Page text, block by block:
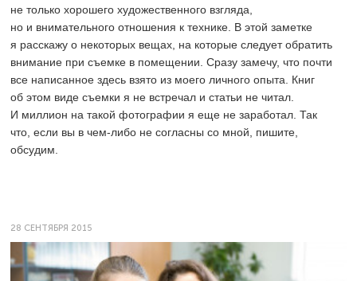
не только хорошего художественного взгляда,
но и внимательного отношения к технике. В этой заметке
я расскажу о некоторых вещах, на которые следует обратить
внимание при съемке в помещении. Сразу замечу, что почти
все написанное здесь взято из моего личного опыта. Книг
об этом виде съемки я не встречал и статьи не читал.
И миллион на такой фотографии я еще не заработал. Так
что, если вы в чем-либо не согласны со мной, пишите,
обсудим.
28 СЕНТЯБРЯ 2015